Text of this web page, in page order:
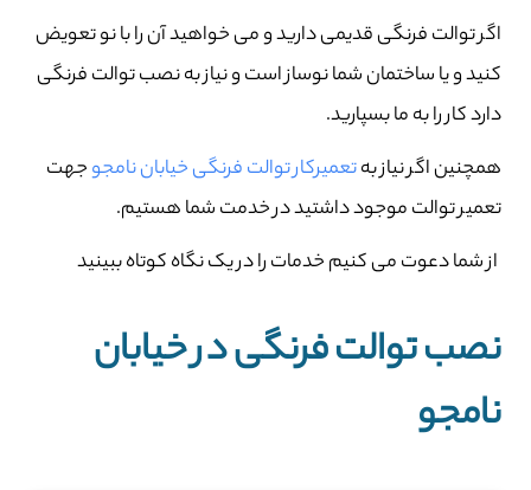
اگر توالت فرنگی قدیمی دارید و می خواهید آن را با نو تعویض
کنید و یا ساختمان شما نوساز است و نیاز به نصب توالت فرنگی
دارد کار را به ما بسپارید.
همچنین اگر نیاز بهتعمیرکار توالت فرنگی خیابان نامجوجهت
تعمیر توالت موجود داشتید در خدمت شما هستیم.
از شما دعوت می کنیم خدمات را در یک نگاه کوتاه ببینید
نصب توالت فرنگی در خیابان
نامجو